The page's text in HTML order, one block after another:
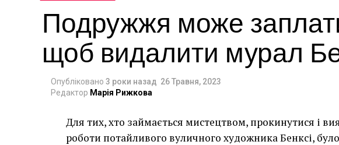
Подружжя може
щоб видалити мурал
Опубліковано 3 роки назад 26 Травня, 2023
Редактор Марія Рижкова
Для тих, хто займається мистецтвом, прокинутися і
роботи потайливого вуличного художника Бенксі,